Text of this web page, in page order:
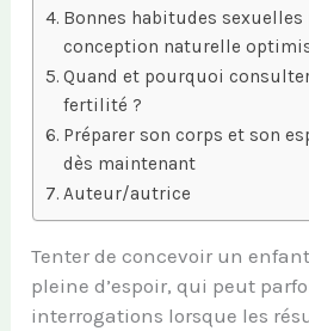
Bonnes habitudes sexuelles
conception naturelle
Quand et pourquoi
fertilité ?
Préparer son corps et son
dès maintenant
Auteur/autrice
Tenter de concevoir un
pleine d’espoir, qui peut
interrogations lorsque les